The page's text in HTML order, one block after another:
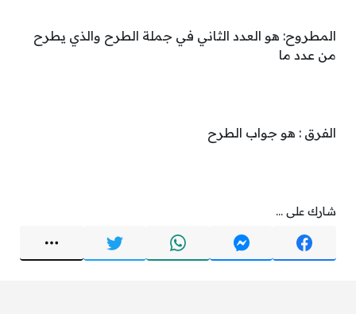
المطروح: هو العدد الثاني في جملة الطرح والذي يطرح
من عدد ما
الفرق : هو جواب الطرح
شارك على ...